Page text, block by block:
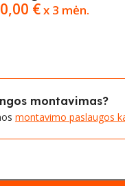
€x 3 mėn.
montavimas?
montavimo paslaugos